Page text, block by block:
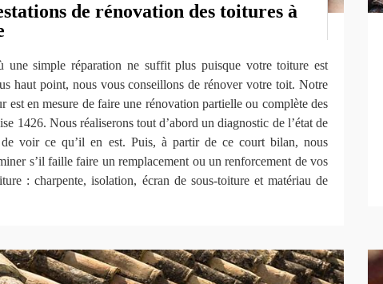
de rénovation des toitures à
une simple réparation ne suffit plus puisque votre toiture est
haut point, nous vous conseillons de rénover votre toit. Notre
est en mesure de faire une rénovation partielle ou complète des
1426. Nous réaliserons tout d’abord un diagnostic de l’état de
voir ce qu’il en est. Puis, à partir de ce court bilan, nous
s’il faille faire un remplacement ou un renforcement de vos
: charpente, isolation, écran de sous-toiture et matériau de